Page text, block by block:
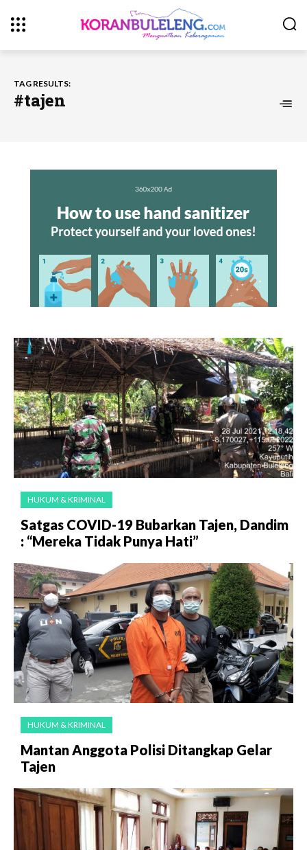
TAG RESULTS:
#tajen
HUKUM & KRIMINAL
Satgas COVID-19 Bubarkan Tajen, Dandim
: “Mereka Tidak Punya Hati”
HUKUM & KRIMINAL
Mantan Anggota Polisi Ditangkap Gelar
Tajen